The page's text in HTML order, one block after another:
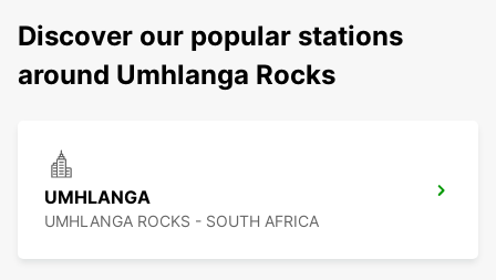
Discover our popular stations
around Umhlanga Rocks
UMHLANGA
UMHLANGA ROCKS - SOUTH AFRICA